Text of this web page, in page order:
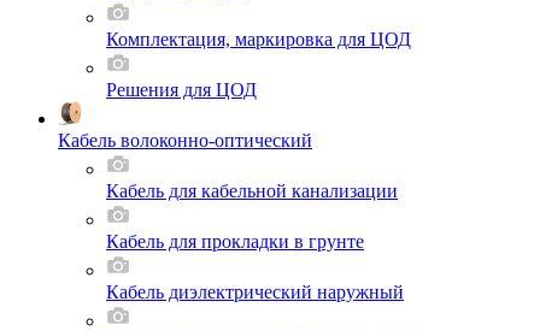
Комплектация, маркировка для ЦОД
Решения для ЦОД
Кабель волоконно-оптический
Кабель для кабельной канализации
Кабель для прокладки в грунте
Кабель диэлектрический наружный